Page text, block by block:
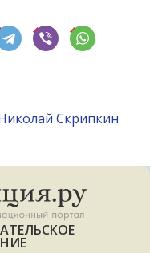
Скрипкин